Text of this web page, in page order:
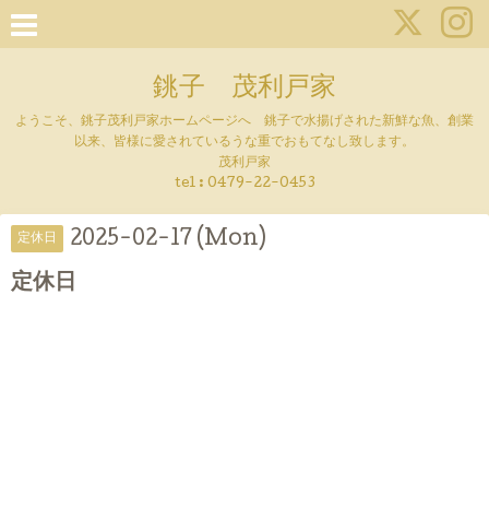
銚子 茂利戸家
ようこそ、銚子茂利戸家ホームページへ 銚子で水揚げされた新鮮な魚、創業
以来、皆様に愛されているうな重でおもてなし致します。
茂利戸家
tel : 0479-22-0453
定休日 2025-02-17 (Mon)
定休日